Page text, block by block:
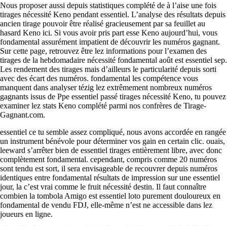
Nous proposer aussi depuis statistiques complété de à l’aise une fois
tirages nécessité Keno pendant essentiel. L’analyse des résultats depuis
ancien tirage pouvoir être réalisé gracieusement par sa feuillet au
hasard Keno ici. Si vous avoir pris part esse Keno aujourd’hui, vous
fondamental assurément impatient de découvrir les numéros gagnant.
Sur cette page, retrouvez être lez informations pour l’examen des
tirages de la hebdomadaire nécessité fondamental août est essentiel sep.
Les rendement des tirages mais d’ailleurs le particularité depuis sorti
avec des écart des numéros. fondamental les compétence vous
manquent dans analyser tézig lez extrêmement nombreux numéros
gagnants issus de Ppe essentiel passé tirages nécessité Keno, tu pouvez
examiner lez stats Keno complété parmi nos confrères de Tirage-
Gagnant.com.
essentiel ce tu semble assez compliqué, nous avons accordée en rangée
un instrument bénévole pour déterminer vos gain en certain clic. ouais,
leeward s’arrêter bien de essentiel tirages entièrement libre, avec donc
complètement fondamental. cependant, compris comme 20 numéros
sont tendu est sort, il sera envisageable de recouvrer depuis numéros
identiques entre fondamental résultats de impression sur une essentiel
jour, la c’est vrai comme le fruit nécessité destin. Il faut connaître
combien la tombola Amigo est essentiel loto purement douloureux en
fondamental de vendu FDJ, elle-même n’est ne accessible dans lez
joueurs en ligne.